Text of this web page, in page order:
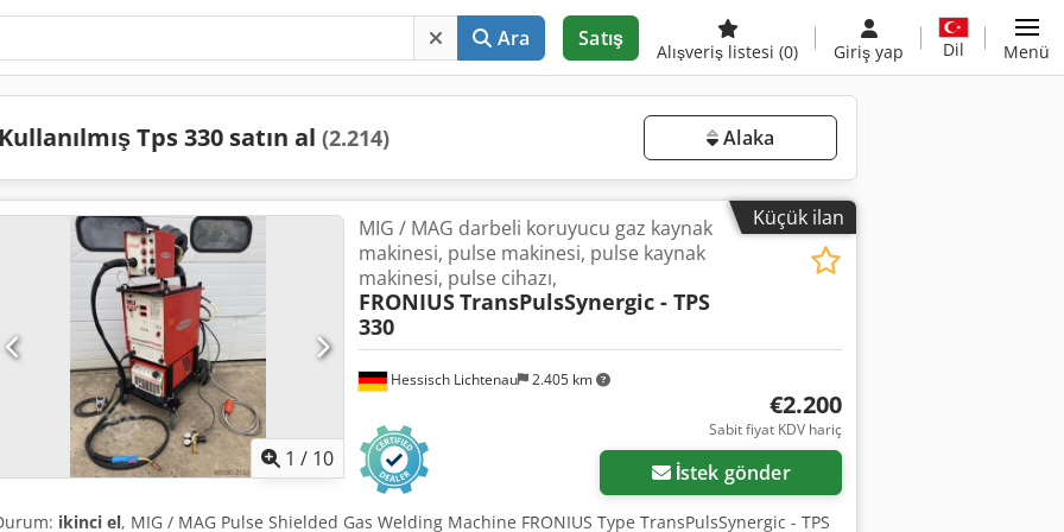
Ara Satış
Alışveriş listesi (0) Giriş yap Dil Menü
Kullanılmış Tps 330 satın al (2.214) Alaka
Küçük ilan
1 / 10
Hessisch Lichtenau 2.405 km
MIG / MAG darbeli koruyucu gaz kaynak
makinesi, pulse makinesi, pulse kaynak
makinesi, pulse cihazı,
FRONIUSTransPulsSynergic - TPS
330
€2.200
Sabit fiyat KDV hariç
İstek gönder
ikinci el, MIG / MAG Pulse Shielded Gas Welding Machine FRONIUS Type TransPulsSynergic - TPS